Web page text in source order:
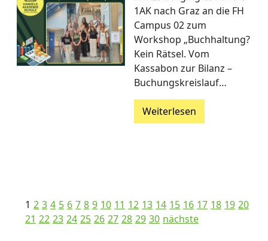
1AK nach Graz an die FH
Campus 02 zum
Workshop „Buchhaltung?
Kein Rätsel. Vom
Kassabon zur Bilanz –
Buchungskreislauf…
Weiterlesen
1 2 3 4 5 6 7 8 9 10 11 12 13 14 15 16 17 18 19 20
21 22 23 24 25 26 27 28 29 30 nächste